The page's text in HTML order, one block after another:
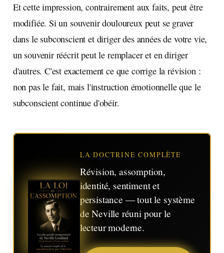
Et cette impression, contrairement aux faits, peut être
modifiée. Si un souvenir douloureux peut se graver
dans le subconscient et diriger des années de votre vie,
un souvenir réécrit peut le remplacer et en diriger
d'autres. C'est exactement ce que corrige la révision :
non pas le fait, mais l'instruction émotionnelle que le
subconscient continue d'obéir.
LA DOCTRINE COMPLÈTE
Révision, assomption,
identité, sentiment et
persistance — tout le système
de Neville réuni pour le
lecteur moderne.